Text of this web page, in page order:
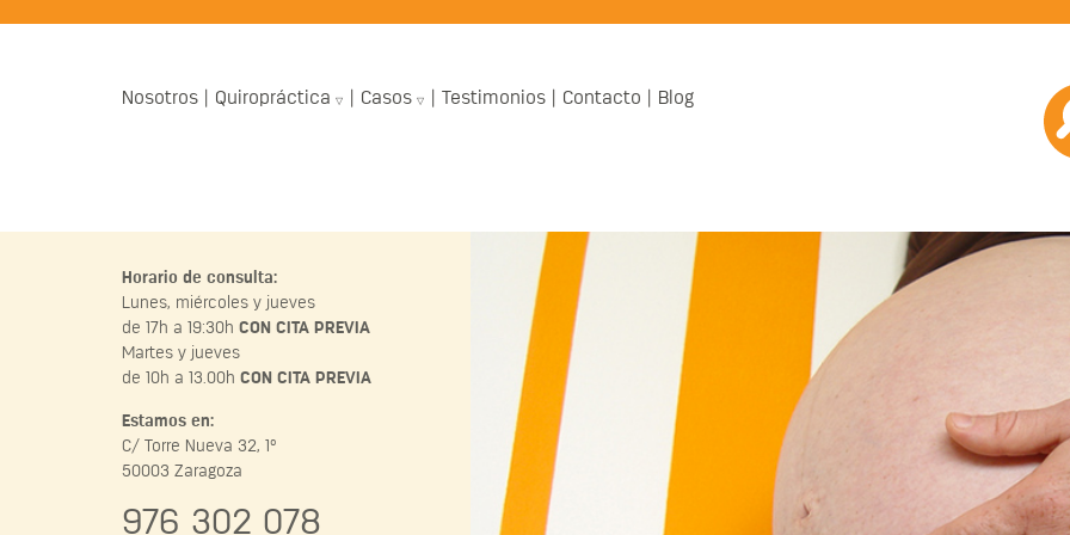
Nosotros Quiropráctica Casos Testimonios Contacto Blog
Horario de consulta:
Lunes, miércoles y jueves
de 17h a 19:30h CON CITA PREVIA
Martes y jueves
de 10h a 13.00h CON CITA PREVIA
Estamos en:
C/ Torre Nueva 32, 1º
50003 Zaragoza
976 302 078